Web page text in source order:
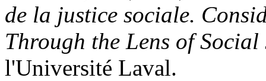
de la justice sociale.
Through the Lens of Social
l'Université Laval.